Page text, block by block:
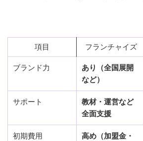
項目 フランチャイズ
ブランド力
あり（全国展開
など）
サポート
教材・運営など
全面支援
初期費用
高め（加盟金・